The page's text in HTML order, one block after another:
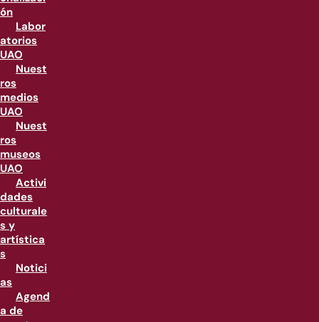
ón
Labor
atorios
UAO
Nuest
ros
medios
UAO
Nuest
ros
museos
UAO
Activi
dades
culturale
s y
artística
s
Notici
as
Agend
a de